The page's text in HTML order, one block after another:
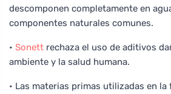
descomponen completamente en
componentes naturales comunes.
• Sonett rechaza el uso de aditivos
ambiente y la salud humana.
• Las materias primas utilizadas en